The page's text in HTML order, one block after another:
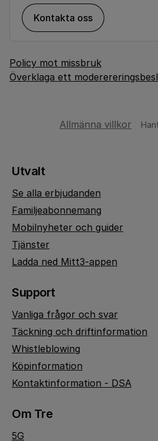
Kontakta oss
Policy mot missbruk
Överklaga ett
Allmänna villkor
Utvalt
Se alla erbjudanden
Familjeabonnemang
Mobilnyheter och guider
Tjänster
Ladda ned Mitt3-appen
Support
Vanliga frågor och svar
Täckning och driftinformation
Whistleblowing
Köpinformation
Kontaktinformation - DSA
Om Tre
5G